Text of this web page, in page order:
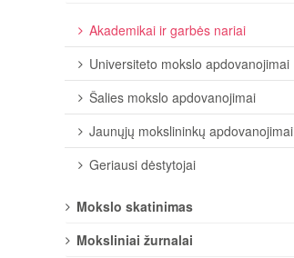
Akademikai ir garbės nariai
Universiteto mokslo apdovanojimai
Šalies mokslo apdovanojimai
Jaunųjų mokslininkų apdovanojimai
Geriausi dėstytojai
Mokslo skatinimas
Moksliniai žurnalai